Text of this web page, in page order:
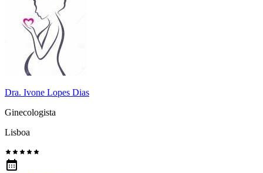
Dra. Ivone Lopes Dias
Ginecologista
Lisboa